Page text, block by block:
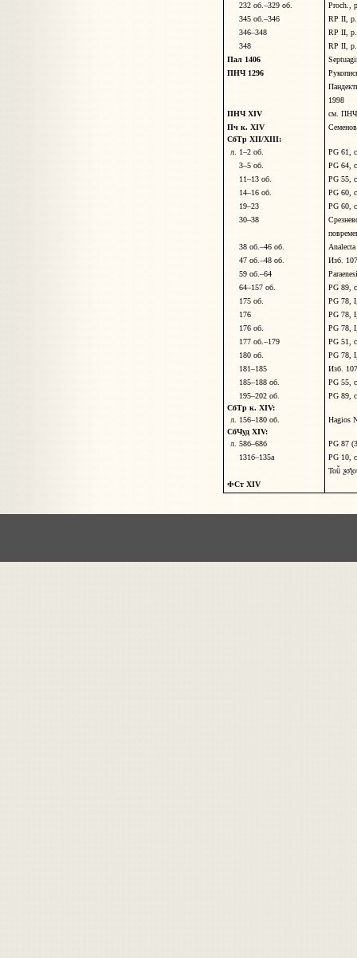
232 об.–329 об.
Proch.,
345 об.–346
RP II,
346–348
RP II,
348
RP II,
Пал 1406
ПНЧ 1296
1998
ПНЧ XIV
см.
Пч к. XIV
СбТр XII/XIII:
л. 1–2 об.
PG 61,
3–5 об.
PG 64,
11–13 об.
PG 55,
14–16 об.
PG 60,
19–23
PG 60,
30–38
38 об.–46 об.
47 об.–48 об.
Изб.
59 об.–64
64–157 об.
PG 89,
175 об.
PG 78,
176
PG 78,
176 об.
PG 78,
177 об.–179
PG 51,
180 об.
PG 78,
181–185
Изб.
185–188 об.
PG 55,
195–202 об.
PG 89,
СбТр к. XIV:
л. 156–180 об.
Hagios
СбЧуд XIV:
л. 58б–68б
PG 87
131б–135а
PG 10,
ФСт XIV
Τοǚ ƺσƪ